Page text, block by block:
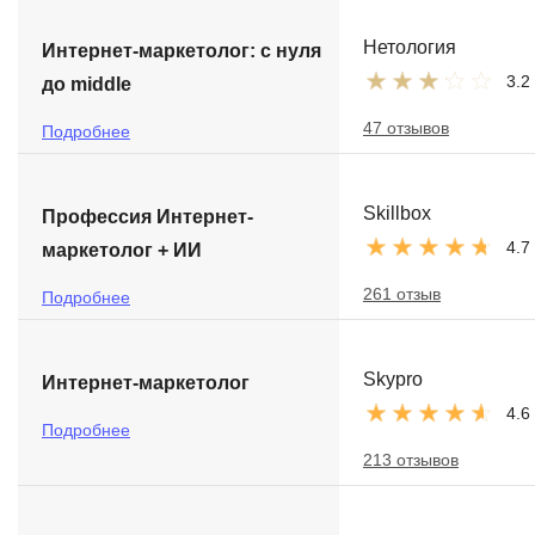
Интернет-маркетолог: с нуля
до middle
Подробнее
Нетология
3.2
47 отзывов
Профессия Интернет-
маркетолог + ИИ
Подробнее
Skillbox
4.7
261 отзыв
Интернет-маркетолог
Подробнее
Skypro
4.6
213 отзывов